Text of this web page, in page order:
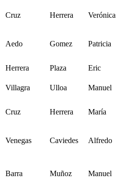
Cruz Herrera Verónica
Aedo Gomez Patricia
Herrera Plaza Eric
Villagra Ulloa Manuel
Cruz Herrera María
Venegas Caviedes Alfredo
Barra Muñoz Manuel